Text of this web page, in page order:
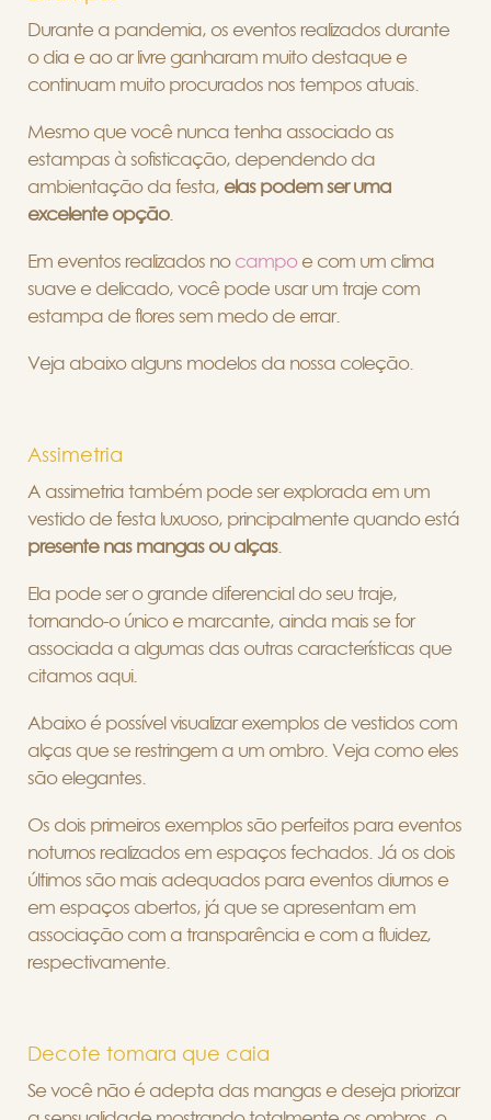
Durante a pandemia, os eventos realizados durante
o dia e ao ar livre ganharam muito destaque e
continuam muito procurados nos tempos atuais.
Mesmo que você nunca tenha associado as
estampas à sofisticação, dependendo da
ambientação da festa, elas podem ser uma
excelente opção.
Em eventos realizados no campoe com um clima
suave e delicado, você pode usar um traje com
estampa de flores sem medo de errar.
Veja abaixo alguns modelos da nossa coleção.
Assimetria
A assimetria também pode ser explorada em um
vestido de festa luxuoso, principalmente quando está
presente nas mangas ou alças.
Ela pode ser o grande diferencial do seu traje,
tornando-o único e marcante, ainda mais se for
associada a algumas das outras características que
citamos aqui.
Abaixo é possível visualizar exemplos de vestidos com
alças que se restringem a um ombro. Veja como eles
são elegantes.
Os dois primeiros exemplos são perfeitos para eventos
noturnos realizados em espaços fechados. Já os dois
últimos são mais adequados para eventos diurnos e
em espaços abertos, já que se apresentam em
associação com a transparência e com a fluidez,
respectivamente.
Decote tomara que caia
Se você não é adepta das mangas e deseja priorizar